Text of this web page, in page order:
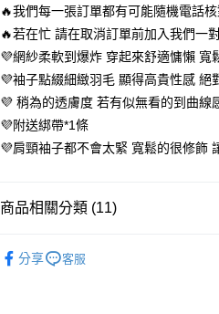
２．訂單成立數日內，您將收到繳費通知簡
３．收到繳費通知簡訊後14天內，點擊此
／ATM／網路銀行／等多元方式進行付款，
※ 請注意：結帳手續完成當下不需立刻繳費
絡購買商品的店家。未經商家同意取消之訂
※ 交易是否成功請以「AFTEE先享後付 」
是否繳費成功／繳費後需取消欲退款等相關
付客戶支援中心」https://
交易，需依本服務之必要範圍內提供個人資
https://aftee.tw/terms/#terms3
付款後全家取貨
每筆NT$80，滿NT$799(含以上)免運
每筆NT$80，滿NT$799(含以上)免運
付款後萊爾富取貨
每筆NT$80，滿NT$799(含以上)免運
每筆NT$80，滿NT$799(含以上)免運費
每筆NT$80，滿NT$799(含以上)免運費
🔥我們每一張訂單都有可能隨機電話
🔥若在忙 請在取消訂單前加入我們一
💜網紗柔軟到爆炸 穿起來舒適慵懶 寬
💜袖子點綴細緻羽毛 顯得高貴性感 絕
💜 稍為的透膚度 若有似無看的到曲線
💜附送綁帶*1條
💜肩頸袖子都不會太緊 寬鬆的很修飾
商品相關分類 (11)
分享 客服